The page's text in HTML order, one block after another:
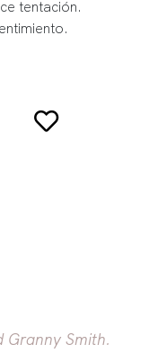
tentación.
Granny Smith.